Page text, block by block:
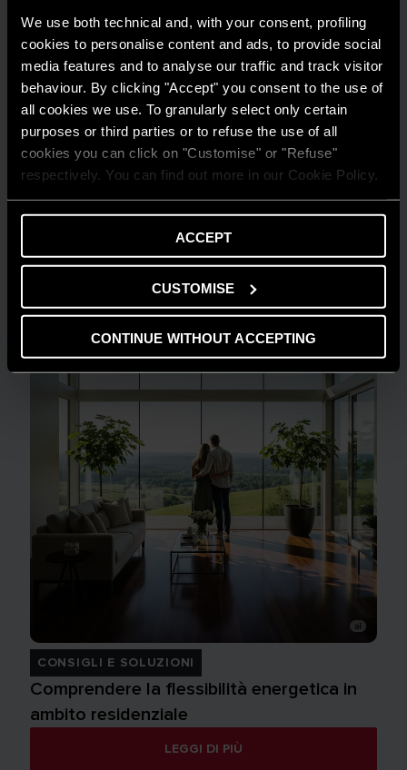
We use both technical and, with your consent, profiling
cookies to personalise content and ads, to provide social
media features and to analyse our traffic and track visitor
behaviour. By clicking "Accept" you consent to the use of
all cookies we use. To granularly select only certain
purposes or third parties or to refuse the use of all
cookies you can click on "Customise" or "Refuse"
respectively. You can find out more in our Cookie Policy.
ACCEPT
CUSTOMISE
CONTINUE WITHOUT ACCEPTING
GUIDA AL RISPARMIO
Quanto consuma un condizionatore?
CONSIGLI E SOLUZIONI
Comprendere la flessibilità energetica in
ambito residenziale
LEGGI DI PIÙ